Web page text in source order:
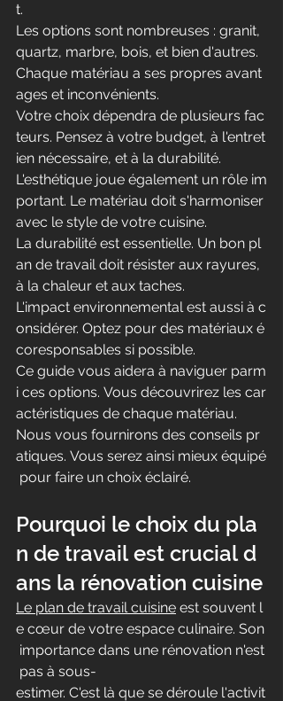
t.
Les options sont nombreuses : granit,
quartz, marbre, bois, et bien d'autres.
Chaque matériau a ses propres avant
ages et inconvénients.
Votre choix dépendra de plusieurs fac
teurs. Pensez à votre budget, à l'entret
ien nécessaire, et à la durabilité.
L'esthétique joue également un rôle im
portant. Le matériau doit s'harmoniser
avec le style de votre cuisine.
La durabilité est essentielle. Un bon pl
an de travail doit résister aux rayures,
à la chaleur et aux taches.
L'impact environnemental est aussi à c
onsidérer. Optez pour des matériaux é
coresponsables si possible.
Ce guide vous aidera à naviguer parm
i ces options. Vous découvrirez les car
actéristiques de chaque matériau.
Nous vous fournirons des conseils pr
atiques. Vous serez ainsi mieux équipé
pour faire un choix éclairé.
Pourquoi le choix du pla
n de travail est crucial d
ans la rénovation cuisine
Le plan de travail cuisine est souvent l
e cœur de votre espace culinaire. Son
importance dans une rénovation n'est
pas à sous-
estimer. C'est là que se déroule l'activit